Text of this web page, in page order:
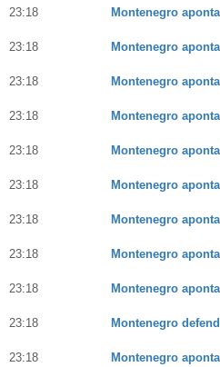
23:18 Montenegro
23:18 Montenegro
23:18 Montenegro
23:18 Montenegro
23:18 Montenegro
23:18 Montenegro
23:18 Montenegro
23:18 Montenegro
23:18 Montenegro
23:18 Montenegro
23:18 Montenegro